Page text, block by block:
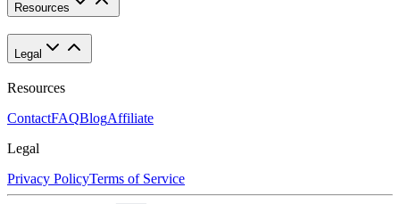
Resources
Legal
Resources
ContactFAQBlogAffiliate
Legal
Privacy PolicyTerms of Service